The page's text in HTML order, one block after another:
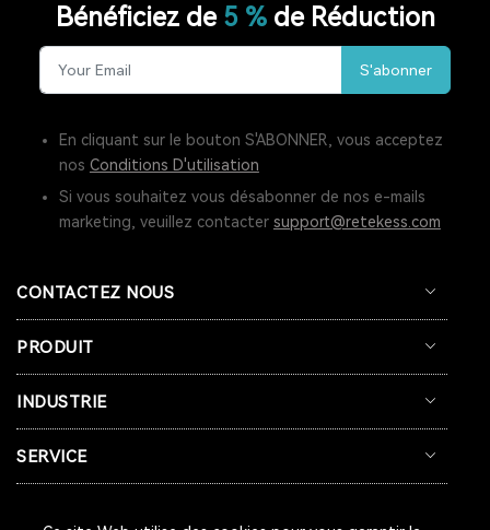
RADIO LW RESTAURANT PAGER
SYSTÈME D'APPEL POUR CUISINE INTERPHONE DE FENÊTRE
SYSTÈME D'INTERPHONE DE HAUT-PARLEUR DE FENÊTRE
SYSTÈME D'APPEL À L'ÉCRAN BIPEUR RESTAURANT
CASQUE DE COMMUNICATION BIDIRECTIONNEL
SYSTÈME AUDIOGUIDE
Bénéficiez de 5 %de Réduction
S'abonner
En cliquant sur le bouton S'ABONNER, vous acceptez
nos Conditions D'utilisation
Si vous souhaitez vous désabonner de nos e-mails
marketing, veuillez contacter support@retekess.com
CONTACTEZ NOUS
PRODUIT
INDUSTRIE
SERVICE